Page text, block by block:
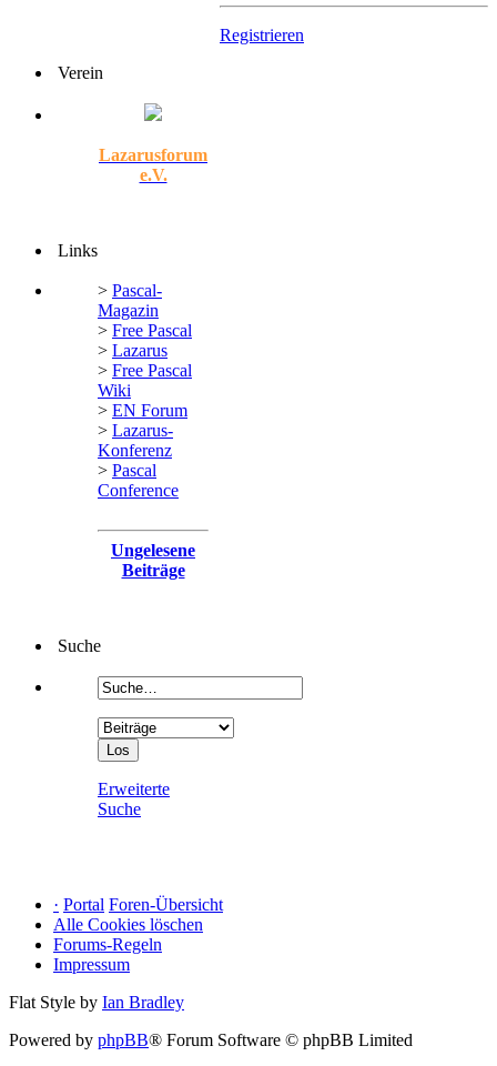
Registrieren
Verein
Lazarusforum
e.V.
Links
> Pascal-
Magazin
> Free Pascal
> Lazarus
> Free Pascal
Wiki
> EN Forum
> Lazarus-
Konferenz
> Pascal
Conference
Ungelesene
Beiträge
Suche
Erweiterte
Suche
· Portal Foren-Übersicht
Alle Cookies löschen
Forums-Regeln
Impressum
Flat Style by Ian Bradley
Powered by phpBB® Forum Software © phpBB Limited